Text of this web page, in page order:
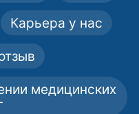
Карьера у нас
медицинских